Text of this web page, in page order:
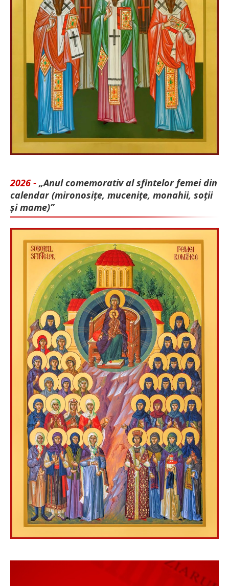
2026 - „Anul comemorativ al sfintelor femei din
calendar (mironosițe, mu­cenițe, monahii, soții
și mame)”